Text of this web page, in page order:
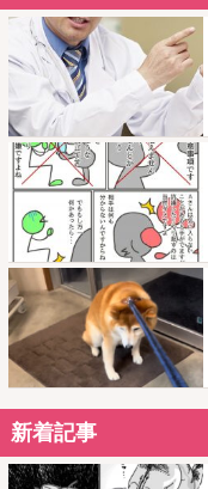
新着記事